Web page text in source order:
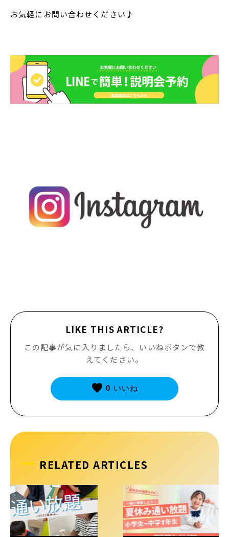
お気軽にお問い合わせください♪
LIKE THIS ARTICLE?
この記事が気に入りましたら、いいねボタンで教
えてください。
favorite 0 いいね
RELATED ARTICLES